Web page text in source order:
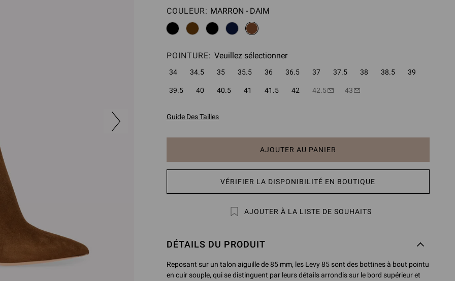
COULEUR: Veuillez sélectionner
MARRON - DAIM
POINTURE: Veuillez sélectionner
34 34.5 35 35.5 36 36.5 37 37.5 38 38.5 39
39.5 40 40.5 41 41.5 42 42.5 43
Guide Des Tailles
AJOUTER AU PANIER
au
panier
VÉRIFIER LA DISPONIBILITÉ EN BOUTIQUE
AJOUTER À LA LISTE DE SOUHAITS
DÉTAILS DU PRODUIT
Reposant sur un talon aiguille de 85 mm, les Levy 85 sont des bottines à bout pointu
en cuir souple, qui se distinguent par leurs détails arrondis sur le bord supérieur et